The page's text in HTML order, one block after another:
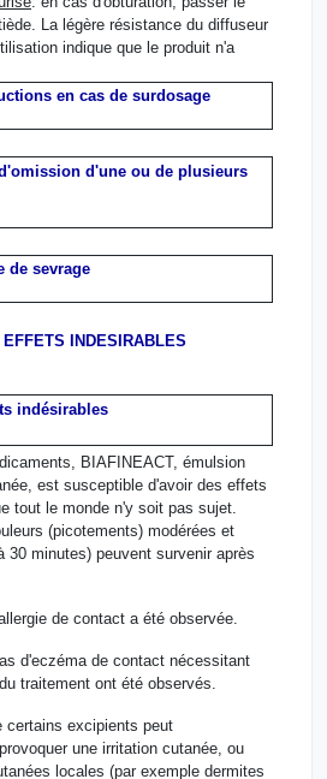
La légère résistance du diffuseur
indique que le produit n'a
en cas de surdosage
d'une ou de plusieurs
de sevrage
INDESIRABLES
indésirables
BIAFINEACT, émulsion
est susceptible d'avoir des effets
tout le monde n'y soit pas sujet.
(picotements) modérées et
30 minutes) peuvent survenir après
de contact a été observée.
d'eczéma de contact nécessitant
traitement ont été observés.
certains excipients peut
une irritation cutanée, ou
locales (par exemple dermites